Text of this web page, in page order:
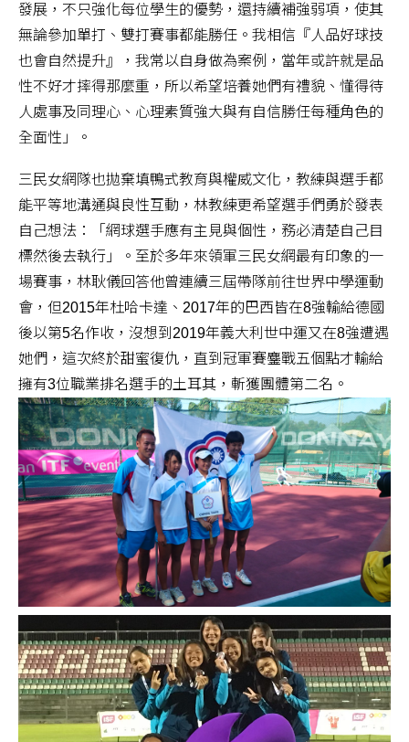
發展，不只強化每位學生的優勢，還持續補強弱項，使其
無論參加單打、雙打賽事都能勝任。我相信『人品好球技
也會自然提升』，我常以自身做為案例，當年或許就是品
性不好才摔得那麼重，所以希望培養她們有禮貌、懂得待
人處事及同理心、心理素質強大與有自信勝任每種角色的
全面性」。
三民女網隊也拋棄填鴨式教育與權威文化，教練與選手都
能平等地溝通與良性互動，林教練更希望選手們勇於發表
自己想法：「網球選手應有主見與個性，務必清楚自己目
標然後去執行」。至於多年來領軍三民女網最有印象的一
場賽事，林耿儀回答他曾連續三屆帶隊前往世界中學運動
會，但2015年杜哈卡達、2017年的巴西皆在8強輸給德國
後以第5名作收，沒想到2019年義大利世中運又在8強遭遇
她們，這次終於甜蜜復仇，直到冠軍賽鏖戰五個點才輸給
擁有3位職業排名選手的土耳其，斬獲團體第二名。